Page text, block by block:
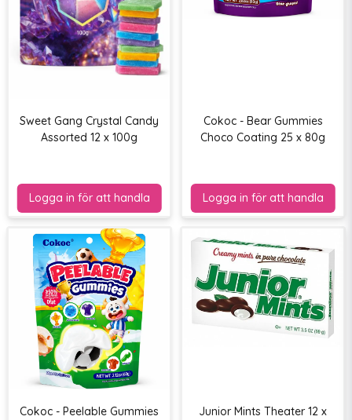
Sweet Gang Crystal Candy
Assorted 12 x 100g
Cokoc - Bear Gummies
Choco Coating 25 x 80g
Cokoc - Peelable Gummies
Junior Mints Theater 12 x